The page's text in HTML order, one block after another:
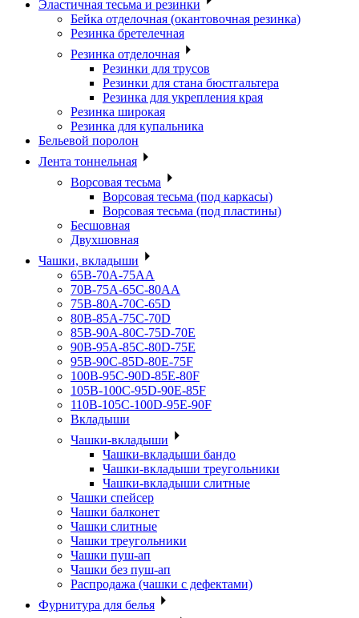
Эластичная тесьма и резинки
Бейка отделочная (окантовочная резинка)
Резинка бретелечная
Резинка отделочная
Резинки для трусов
Резинки для стана бюстгальтера
Резинка для укрепления края
Резинка широкая
Резинка для купальника
Бельевой поролон
Лента тоннельная
Ворсовая тесьма
Ворсовая тесьма (под каркасы)
Ворсовая тесьма (под пластины)
Бесшовная
Двухшовная
Чашки, вкладыши
65B-70A-75АА
70В-75А-65С-80АА
75В-80А-70С-65D
80В-85А-75С-70D
85В-90А-80С-75D-70E
90B-95A-85C-80D-75E
95B-90C-85D-80E-75F
100B-95C-90D-85E-80F
105B-100C-95D-90E-85F
110B-105C-100D-95E-90F
Вкладыши
Чашки-вкладыши
Чашки-вкладыши бандо
Чашки-вкладыши треугольники
Чашки-вкладыши слитные
Чашки спейсер
Чашки балконет
Чашки слитные
Чашки треугольники
Чашки пуш-ап
Чашки без пуш-ап
Распродажа (чашки с дефектами)
Фурнитура для белья